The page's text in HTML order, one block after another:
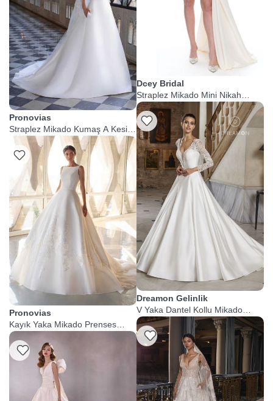
Pronovias
Straplez Mikado Kumaş A Kesim
Gelinlik
Pronovias
Kayık Yaka Mikado Prenses
Gelinlik
Listeme Ekle
Dcey Bridal
Straplez Mikado Mini Nikah
Elbisesi
Dreamon Gelinlik
V Yaka Dantel Kollu Mikado
Gelinlik
Listeme Ekle